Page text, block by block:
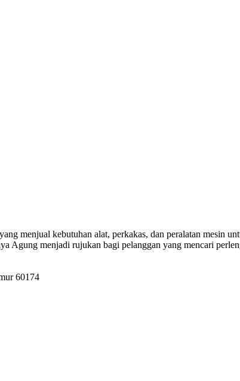
menjual kebutuhan alat, perkakas, dan peralatan mesin
Agung menjadi rujukan bagi pelanggan yang mencari
60174